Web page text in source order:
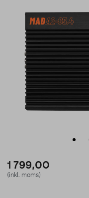
1 799,00
(inkl. moms)